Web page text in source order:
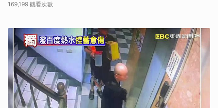
169,199 觀看次數